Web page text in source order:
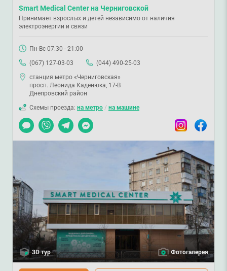
Smart Medical Center на Черниговской
Принимает взрослых и детей независимо от наличия
электроэнергии и связи
Пн-Вс 07:30 - 21:00
(067) 127-03-03
(044) 490-25-03
станция метро «Черниговская»
просп. Леонида Каденюка, 17-В
Днепровский район
Схемы проезда: на метро / на машине
Чат
Viber TelegramMessenger InstagramFacebook
3D тур Фотогалерея